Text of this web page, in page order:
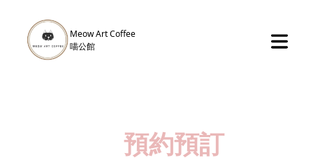
Meow Art Coffee
​喵公館
預約預訂